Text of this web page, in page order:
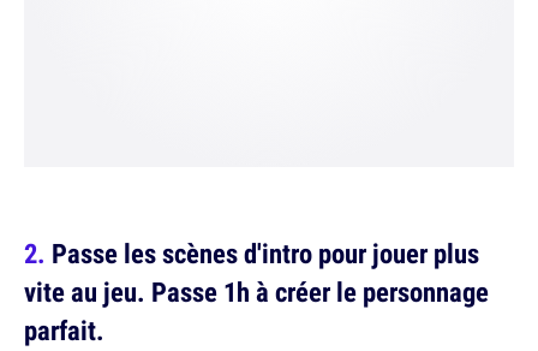
Passe les scènes d'intro pour jouer plus
vite au jeu. Passe 1h à créer le personnage
parfait.